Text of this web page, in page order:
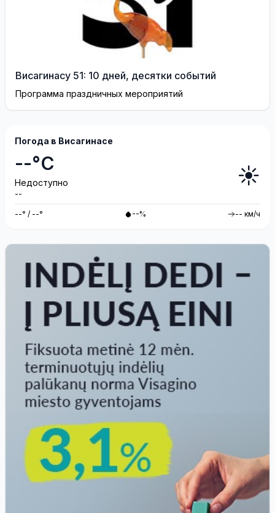
Висагинасу 51: 10 дней, десятки событий
Программа праздничных мероприятий
Погода в Висагинасе
--°C
Недоступно
--
☀️
--° / --° --% -- км/ч